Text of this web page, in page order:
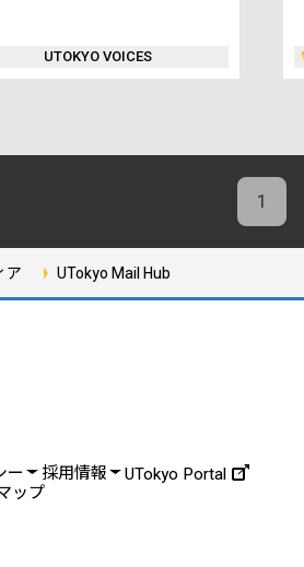
UTOKYO VOICES
1
ア UTokyo Mail Hub
ー 採用情報
UTokyo Portal
ップ